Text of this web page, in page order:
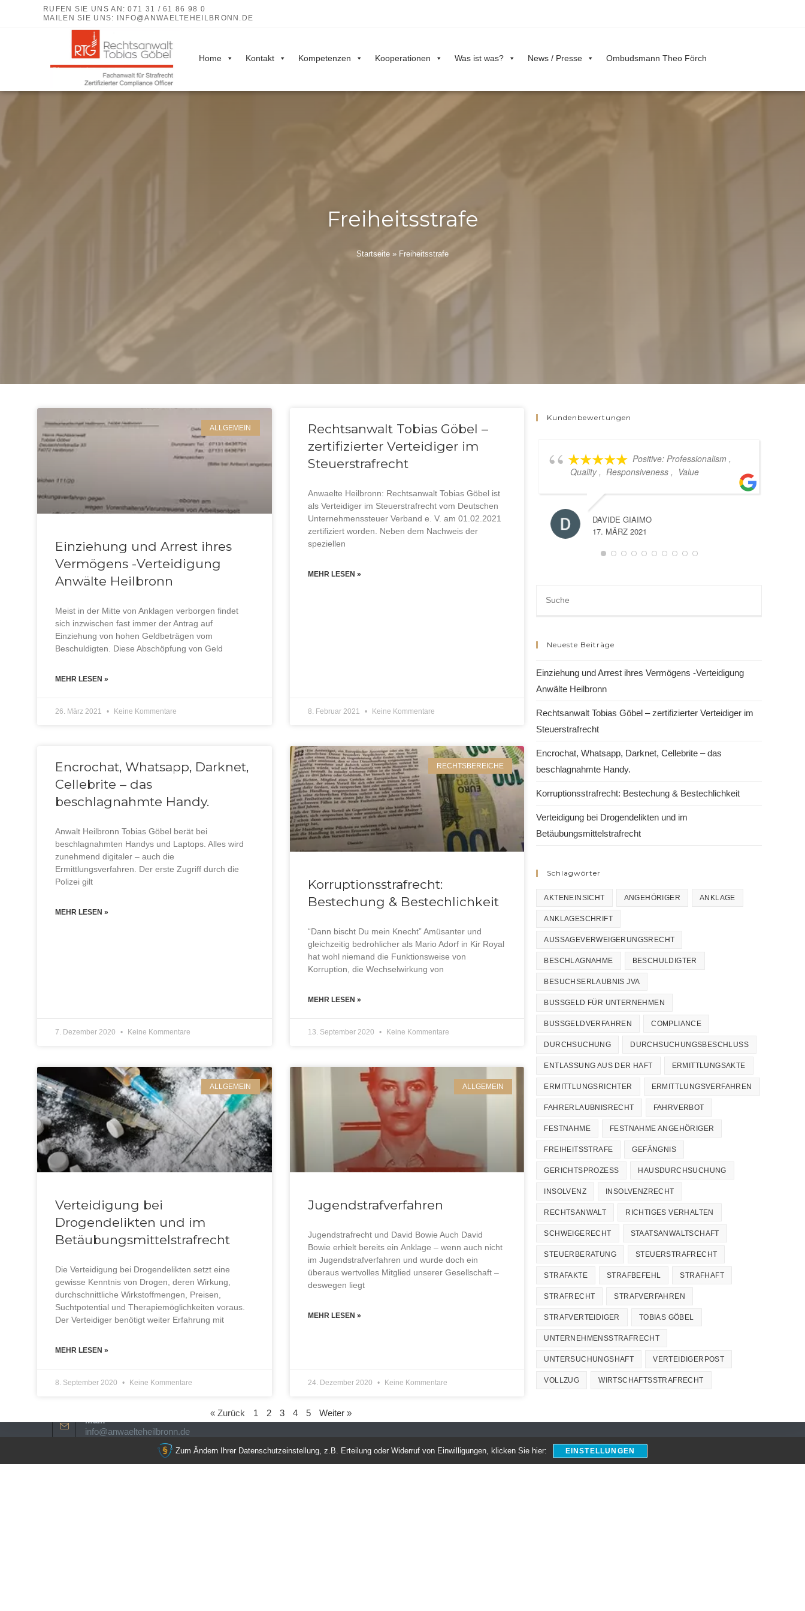
RUFEN SIE UNS AN: 071 31 / 61 86 98 0
MAILEN SIE UNS:
INFO@ANWAELTEHEILBRONN.DE
Home Kontakt Kompetenzen Kooperationen Was ist was? News / Presse Ombudsmann Theo Förch
Freiheitsstrafe
Startseite » Freiheitsstrafe
ALLGEMEIN
Einziehung und Arrest ihres
Vermögens -Verteidigung
Anwälte Heilbronn
Meist in der Mitte von Anklagen verborgen findet
sich inzwischen fast immer der Antrag auf
Einziehung von hohen Geldbeträgen vom
Beschuldigten. Diese Abschöpfung von Geld
MEHR LESEN »
26. März 2021 Keine Kommentare
Rechtsanwalt Tobias Göbel –
zertifizierter Verteidiger im
Steuerstrafrecht
Anwaelte Heilbronn: Rechtsanwalt Tobias Göbel ist
als Verteidiger im Steuerstrafrecht vom Deutschen
Unternehmenssteuer Verband e. V. am 01.02.2021
zertifiziert worden. Neben dem Nachweis der
speziellen
MEHR LESEN »
8. Februar 2021 Keine Kommentare
Encrochat, Whatsapp, Darknet,
Cellebrite – das
beschlagnahmte Handy.
Anwalt Heilbronn Tobias Göbel berät bei
beschlagnahmten Handys und Laptops. Alles wird
zunehmend digitaler – auch die
Ermittlungsverfahren. Der erste Zugriff durch die
Polizei gilt
MEHR LESEN »
7. Dezember 2020 Keine Kommentare
RECHTSBEREICHE
Korruptionsstrafrecht:
Bestechung & Bestechlichkeit
“Dann bischt Du mein Knecht” Amüsanter und
gleichzeitig bedrohlicher als Mario Adorf in Kir Royal
hat wohl niemand die Funktionsweise von
Korruption, die Wechselwirkung von
MEHR LESEN »
13. September 2020 Keine Kommentare
ALLGEMEIN
Verteidigung bei
Drogendelikten und im
Betäubungsmittelstrafrecht
Die Verteidigung bei Drogendelikten setzt eine
gewisse Kenntnis von Drogen, deren Wirkung,
durchschnittliche Wirkstoffmengen, Preisen,
Suchtpotential und Therapiemöglichkeiten voraus.
Der Verteidiger benötigt weiter Erfahrung mit
MEHR LESEN »
8. September 2020 Keine Kommentare
ALLGEMEIN
Jugendstrafverfahren
Jugendstrafrecht und David Bowie Auch David
Bowie erhielt bereits ein Anklage – wenn auch nicht
im Jugendstrafverfahren und wurde doch ein
überaus wertvolles Mitglied unserer Gesellschaft –
deswegen liegt
MEHR LESEN »
24. Dezember 2020 Keine Kommentare
« Zurück 1 2 3 4 5 Weiter »
Kundenbewertungen
Positive: Professionalism ,
Quality , Responsiveness , Value
DAVIDE GIAIMO
17. MÄRZ 2021
Neueste Beiträge
Einziehung und Arrest ihres Vermögens -Verteidigung
Anwälte Heilbronn
Rechtsanwalt Tobias Göbel – zertifizierter Verteidiger im
Steuerstrafrecht
Encrochat, Whatsapp, Darknet, Cellebrite – das
beschlagnahmte Handy.
Korruptionsstrafrecht: Bestechung & Bestechlichkeit
Verteidigung bei Drogendelikten und im
Betäubungsmittelstrafrecht
Schlagwörter
AKTENEINSICHT ANGEHÖRIGER ANKLAGE
ANKLAGESCHRIFT
AUSSAGEVERWEIGERUNGSRECHT
BESCHLAGNAHME BESCHULDIGTER
BESUCHSERLAUBNIS JVA
BUSSGELD FÜR UNTERNEHMEN
BUSSGELDVERFAHREN COMPLIANCE
DURCHSUCHUNG DURCHSUCHUNGSBESCHLUSS
ENTLASSUNG AUS DER HAFT ERMITTLUNGSAKTE
ERMITTLUNGSRICHTER ERMITTLUNGSVERFAHREN
FAHRERLAUBNISRECHT FAHRVERBOT
FESTNAHME FESTNAHME ANGEHÖRIGER
FREIHEITSSTRAFE GEFÄNGNIS
GERICHTSPROZESS HAUSDURCHSUCHUNG
INSOLVENZ INSOLVENZRECHT
RECHTSANWALT RICHTIGES VERHALTEN
SCHWEIGERECHT STAATSANWALTSCHAFT
STEUERBERATUNG STEUERSTRAFRECHT
STRAFAKTE STRAFBEFEHL STRAFHAFT
STRAFRECHT STRAFVERFAHREN
STRAFVERTEIDIGER TOBIAS GÖBEL
UNTERNEHMENSSTRAFRECHT
UNTERSUCHUNGSHAFT VERTEIDIGERPOST
VOLLZUG WIRTSCHAFTSSTRAFRECHT
Kontakt
Nehmen Sie Kontakt mit uns auf
Deutschhofstr. 33
Telefon:
Fax:
Mail:
info@anwaelteheilbronn.de
Rechtliche Daten
Zum Ändern Ihrer Datenschutzeinstellung, z.B. Erteilung oder Widerruf von Einwilligungen, klicken Sie hier: EINSTELLUNGEN